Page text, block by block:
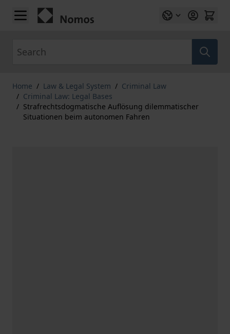
Skip to Content
Home / Law & Legal System / Criminal Law
/ Criminal Law: Legal Bases
/ Strafrechtsdogmatische Auflösung dilemmatischer
Situationen beim autonomen Fahren